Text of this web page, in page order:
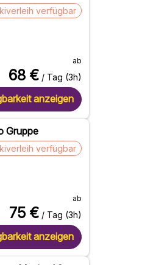
verfügbar
ab
68 € / Tag (3h)
anzeigen
Gruppe
verfügbar
ab
75 € / Tag (3h)
anzeigen